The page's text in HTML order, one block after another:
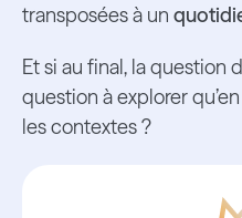
transposées à un
Et si au final, la question
question à explorer
les contextes ?